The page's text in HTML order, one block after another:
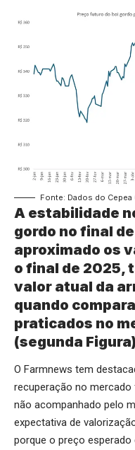
Fonte: Dados do
A estabilidade
gordo no final
aproximado os
o final de 2025,
valor atual da
quando
praticados no
(segunda
O Farmnews tem
recuperação no
não acompanhado pelo
expectativa de
porque o preço